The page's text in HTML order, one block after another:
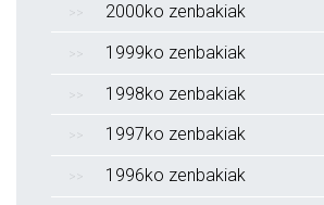
2000ko zenbakiak
1999ko zenbakiak
1998ko zenbakiak
1997ko zenbakiak
1996ko zenbakiak